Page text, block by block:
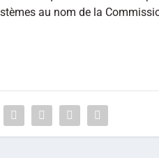
au nom de la